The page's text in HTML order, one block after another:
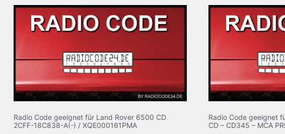
Radio Code geeignet für Land Rover 6500 CD
2CFF-18C838-A(-) / XQE000161PMA
Radio Code geeignet
CD – CD345 – MCA